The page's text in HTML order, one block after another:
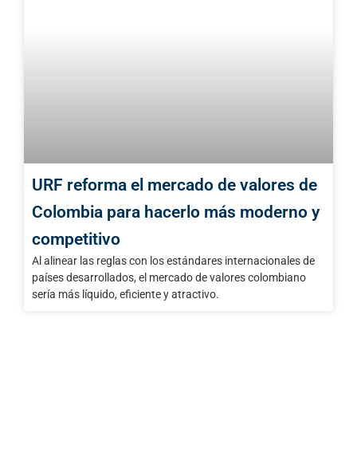
URF reforma el mercado de valores de
Colombia para hacerlo más moderno y
competitivo
Al alinear las reglas con los estándares internacionales de
países desarrollados, el mercado de valores colombiano
sería más líquido, eficiente y atractivo.